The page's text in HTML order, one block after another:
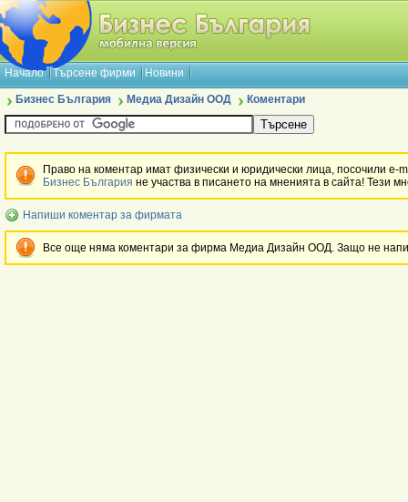
Начало Търсене фирми Новини
Бизнес България Медиа Дизайн ООД Коментари
Право на коментар имат физически и юридически лица, посочили e-
Бизнес България не участва в писането на мненията в сайта! Тези
Напиши коментар за фирмата
Все още няма коментари за фирма Медиа Дизайн ООД. Защо не